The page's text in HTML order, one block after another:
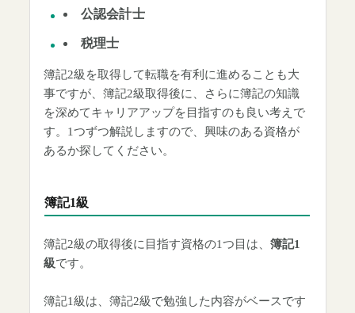
公認会計士
税理士
簿記2級を取得して転職を有利に進めることも大
事ですが、簿記2級取得後に、さらに簿記の知識
を深めてキャリアアップを目指すのも良い考えで
す。1つずつ解説しますので、興味のある資格が
あるか探してください。
簿記1級
簿記2級の取得後に目指す資格の1つ目は、 簿記1
級です。
簿記1級は、簿記2級で勉強した内容がベースです